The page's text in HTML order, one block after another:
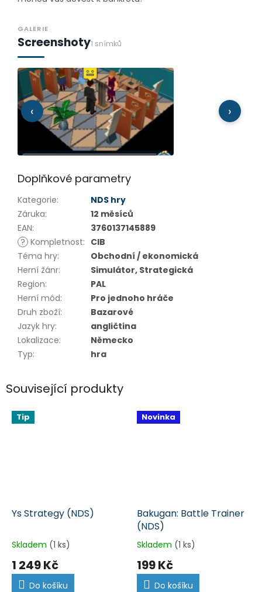
GALERIE
Screenshoty1 snímků
‹ ›
Doplňkové parametry
Kategorie:
NDS hry
Záruka:
12 měsíců
EAN:
3760137145889
? Kompletnost: CIB
Téma hry:
Obchodní / ekonomická
Herní žánr:
Simulátor, Strategická
Region:
PAL
Herní mód:
Pro jednoho hráče
Druh zboží:
Bazarové
Jazyk hry:
angličtina
Lokalizace:
Německo
Typ: hra
Související produkty
Tip
Ys Strategy (NDS)
Skladem (1 ks)
1 249 Kč
Do košíku
Novinka
Bakugan: Battle Trainer
(NDS)
Skladem (1 ks)
199 Kč
Do košíku